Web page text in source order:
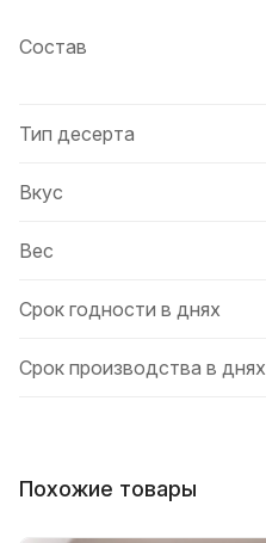
Состав
Тип десерта
Вкус
Вес
Срок годности в днях
Срок производства в днях
Похожие товары